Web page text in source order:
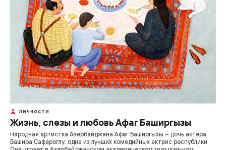
ЛИЧНОСТИ
Жизнь, слезы и любовь Афаг Баширгызы
Народная артистка Азербайджана Афаг Баширгызы – дочь актера
Башира Сафароглу, одна из лучших комедийных актрис республики.